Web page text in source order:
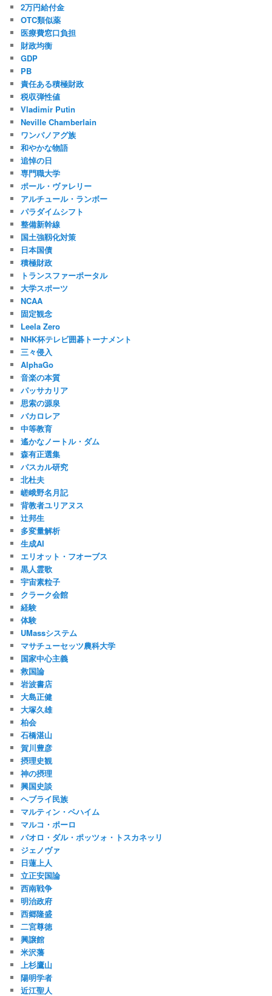
2万円給付金
OTC類似薬
医療費窓口負担
財政均衡
GDP
PB
責任ある積極財政
税収弾性値
Vladimir Putin
Neville Chamberlain
ワンパノアグ族
和やかな物語
追悼の日
専門職大学
ポール・ヴァレリー
アルチュール・ランボー
パラダイムシフト
整備新幹線
国土強靱化対策
日本国債
積極財政
トランスファーポータル
大学スポーツ
NCAA
固定観念
Leela Zero
NHK杯テレビ囲碁トーナメント
三々侵入
AlphaGo
音楽の本質
パッサカリア
思索の源泉
バカロレア
中等教育
遙かなノートル・ダム
森有正選集
パスカル研究
北杜夫
嵯峨野名月記
背教者ユリアヌス
辻邦生
多変量解析
生成AI
エリオット・フオーブス
黒人霊歌
宇宙素粒子
クラーク会館
経験
体験
UMassシステム
マサチューセッツ農科大学
国家中心主義
救国論
岩波書店
大島正健
大塚久雄
柏会
石橋湛山
賀川豊彦
摂理史観
神の摂理
興国史談
ヘブライ民族
マルティン・ベハイム
マルコ・ポーロ
パオロ・ダル・ポッツォ・トスカネッリ
ジェノヴァ
日蓮上人
立正安国論
西南戦争
明治政府
西郷隆盛
二宮尊徳
興譲館
米沢藩
上杉鷹山
陽明学者
近江聖人